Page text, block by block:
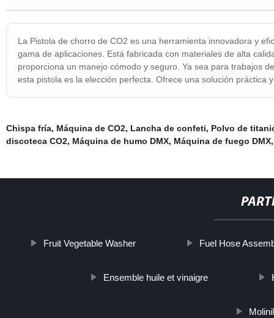
La Pistola de chorro de CO2 es una herramienta innovadora y
gama de aplicaciones. Está fabricada con materiales de alta
proporciona un manejo cómodo y seguro. Ya sea para trabajos
esta pistola es la elección perfecta. Ofrece una solución práctica
Chispa fría, Máquina de CO2, Lancha de confeti, Polvo de
discoteca CO2, Máquina de humo DMX, Máquina de fuego DMX,
Fruit Vegetable Washer Fuel Hose
Ensemble huile et vinaigre